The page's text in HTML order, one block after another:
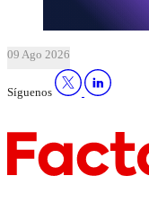
09 Ago 2026
Síguenos